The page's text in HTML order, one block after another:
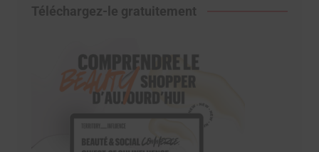
Téléchargez-le gratuitement